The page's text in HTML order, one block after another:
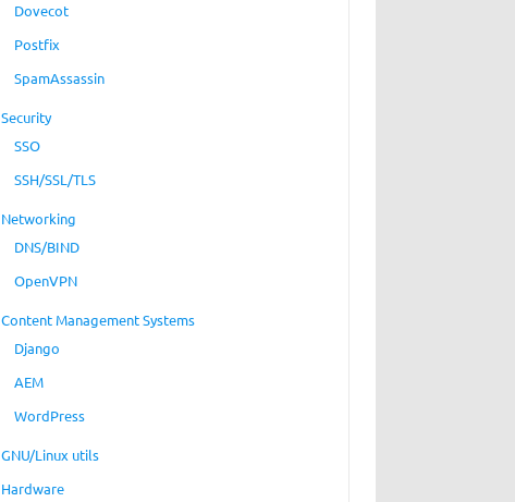
Dovecot
Postfix
SpamAssassin
Security
SSO
SSH/SSL/TLS
Networking
DNS/BIND
OpenVPN
Content Management Systems
Django
AEM
WordPress
GNU/Linux utils
Hardware